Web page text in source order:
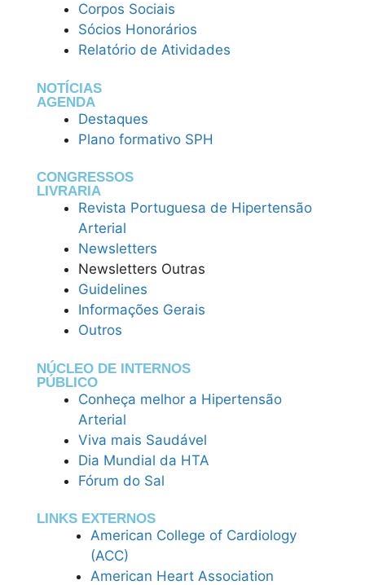
Corpos Sociais
Sócios Honorários
Relatório de Atividades
NOTÍCIAS
AGENDA
Destaques
Plano formativo SPH
CONGRESSOS
LIVRARIA
Revista Portuguesa de Hipertensão
Arterial
Newsletters
Newsletters Outras
Guidelines
Informações Gerais
Outros
NÚCLEO DE INTERNOS
PÚBLICO
Conheça melhor a Hipertensão
Arterial
Viva mais Saudável
Dia Mundial da HTA
Fórum do Sal
LINKS EXTERNOS
American College of Cardiology
(ACC)
American Heart Association